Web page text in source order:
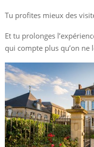
Tu profites mieux des
Et tu prolonges
qui compte plus qu’on ne